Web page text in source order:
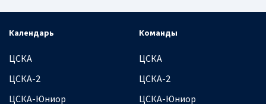
Календарь
ЦСКА
ЦСКА-2
ЦСКА-Юниор
Команды
ЦСКА
ЦСКА-2
ЦСКА-Юниор